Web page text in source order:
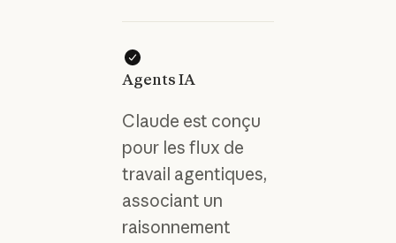
Agents IA
Claude est conçu
pour les flux de
travail agentiques,
associant un
raisonnement